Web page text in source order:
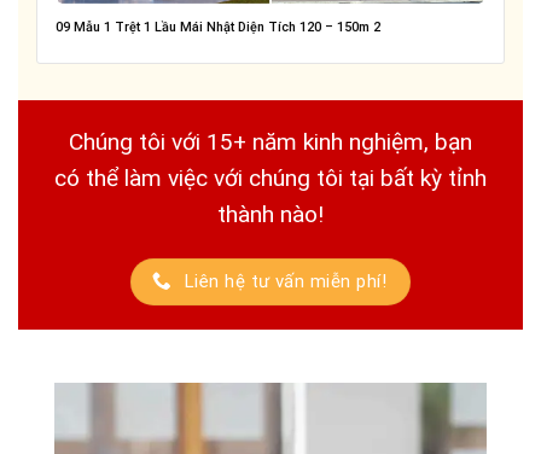
09 Mẫu 1 Trệt 1 Lầu Mái Nhật Diện Tích 120 – 150m 2
Chúng tôi với 15+ năm kinh nghiệm, bạn
có thể làm việc với chúng tôi tại bất kỳ tỉnh
thành nào!
Liên hệ tư vấn miễn phí!